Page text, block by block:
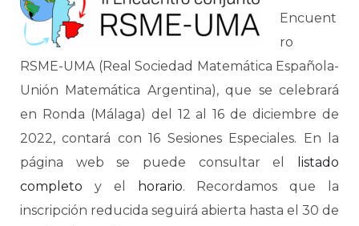
Encuent
ro
RSME-UMA (Real Sociedad Matemática Española-
Unión Matemática Argentina), que se celebrará
en Ronda (Málaga) del 12 al 16 de diciembre de
2022, contará con 16 Sesiones Especiales. En la
página web se puede consultar el
listado
completo y el horario. Recordamos que la
inscripción reducida seguirá abierta hasta el 30 de